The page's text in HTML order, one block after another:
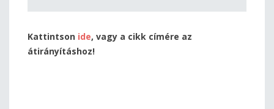
Kattintson ide, vagy a cikk címére az
átirányításhoz!